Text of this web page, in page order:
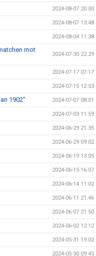
2024-08-07 20:00
2024-08-07 13:48
2024-08-04 11:38
mot
2024-07-30 22:29
2024-07-17 07:17
2024-07-15 12:53
1902” 2024-07-07 08:01
2024-07-03 11:59
2024-06-29 21:35
2024-06-29 09:02
2024-06-19 13:05
2024-06-15 16:07
2024-06-14 11:02
2024-06-11 21:46
2024-06-07 21:50
2024-06-02 12:12
2024-05-31 19:02
2024-05-30 09:45